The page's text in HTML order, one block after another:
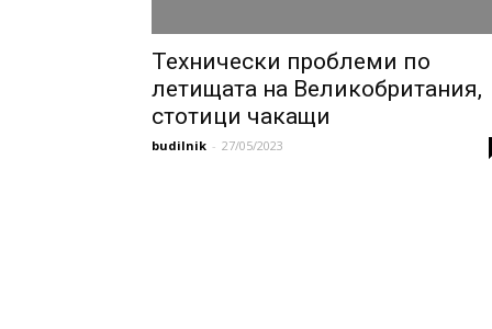
Технически проблеми по
летищата на Великобритания,
стотици чакащи
budilnik - 27/05/2023